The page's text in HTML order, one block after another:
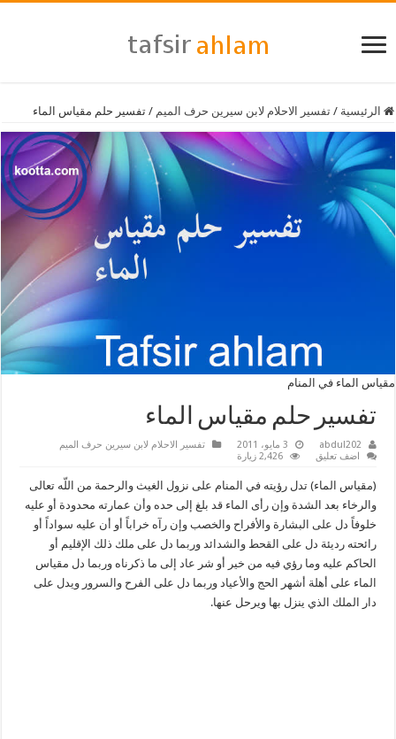
الرئيسية / تفسير الاحلام لابن سيرين حرف الميم / تفسير حلم مقياس الماء
مقياس الماء في المنام
تفسير حلم مقياس الماء
abdul202 3 مايو، 2011
تفسير الاحلام لابن سيرين حرف الميم
اضف تعليق
2,426 زيارة
(مقياس الماء) تدل رؤيته في المنام على نزول الغيث والرحمة من اللّه تعالى
والرخاء بعد الشدة وإن رأى الماء قد بلغ إلى حده وأن عمارته محدودة أو عليه
خلوفاً دل على البشارة والأفراح والخصب وإن رآه خراباً أو أن عليه سواداً أو
رائحته رديئة دل على القحط والشدائد وربما دل على ملك ذلك الإقليم أو
الحاكم عليه وما رؤي فيه من خير أو شر عاد إلى ما ذكرناه وربما دل مقياس
الماء على أهلة أشهر الحج والأعياد وربما دل على الفرح والسرور ويدل على
دار الملك الذي ينزل بها ويرحل عنها.